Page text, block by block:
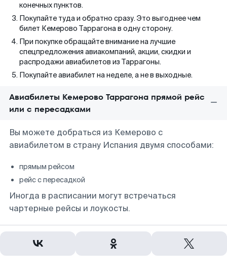
конечных пунктов.
Покупайте туда и обратно сразу. Это выгоднее чем
билет Кемерово Таррагона в одну сторону.
При покупке обращайте внимание на лучшие
спецпредложения авиакомпаний, акции, скидки и
распродажи авиабилетов из Таррагоны.
Покупайте авиабилет на неделе, а не в выходные.
Авиабилеты Кемерово Таррагона прямой рейс
или с пересадками
Вы можете добраться из Кемерово с
авиабилетом в страну Испания двумя способами:
прямым рейсом
рейс с пересадкой
Иногда в расписании могут встречаться
чартерные рейсы и лоукосты.